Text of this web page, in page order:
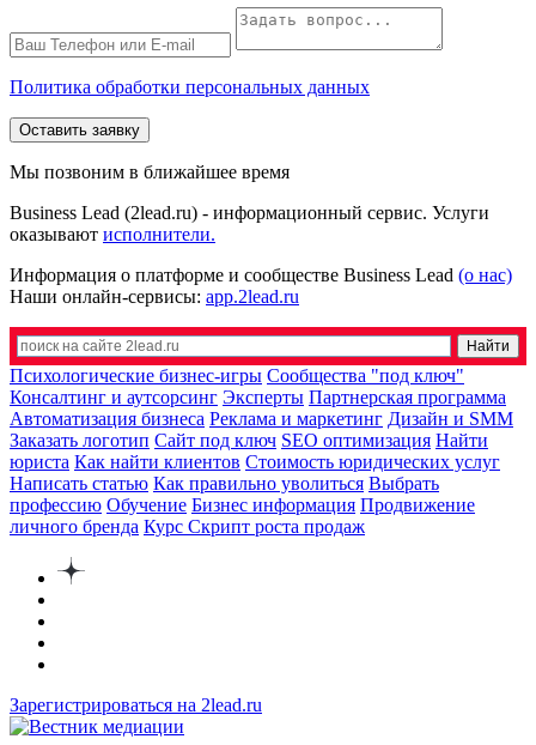
Политика обработки персональных данных
Оставить заявку
Мы позвоним в ближайшее время
Business Lead (2lead.ru) - информационный сервис. Услуги
оказывают исполнители.
Информация о платформе и сообществе Business Lead (о нас)
Наши онлайн-сервисы: app.2lead.ru
Психологические бизнес-игры Сообщества "под ключ"
Консалтинг и аутсорсинг Эксперты Партнерская программа
Автоматизация бизнеса Реклама и маркетинг Дизайн и SMM
Заказать логотип Сайт под ключ SEO оптимизация Найти
юриста Как найти клиентов Стоимость юридических услуг
Написать статью Как правильно уволиться Выбрать
профессию Обучение Бизнес информация Продвижение
личного бренда Курс Скрипт роста продаж
Зарегистрироваться на 2lead.ru